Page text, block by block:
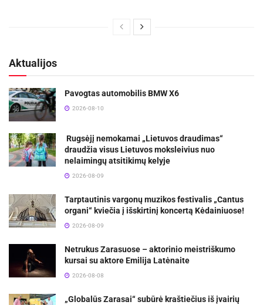
Aktualijos
Pavogtas automobilis BMW X6
2026-08-10
Rugsėjį nemokamai „Lietuvos draudimas“
draudžia visus Lietuvos moksleivius nuo
nelaimingų atsitikimų kelyje
2026-08-09
Tarptautinis vargonų muzikos festivalis „Cantus
organi“ kviečia į išskirtinį koncertą Kėdainiuose!
2026-08-09
Netrukus Zarasuose – aktorinio meistriškumo
kursai su aktore Emilija Latėnaite
2026-08-08
„Globalūs Zarasai“ subūrė kraštiečius iš įvairių